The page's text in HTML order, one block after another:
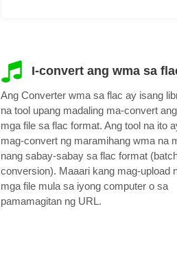
I-convert ang wma sa
Ang Converter wma sa flac ay isang
na tool upang madaling ma-convert
mga file sa flac format. Ang tool na ito
mag-convert ng maramihang wma na
nang sabay-sabay sa flac format
conversion). Maaari kang mag-upload
mga file mula sa iyong computer o sa
pamamagitan ng URL.